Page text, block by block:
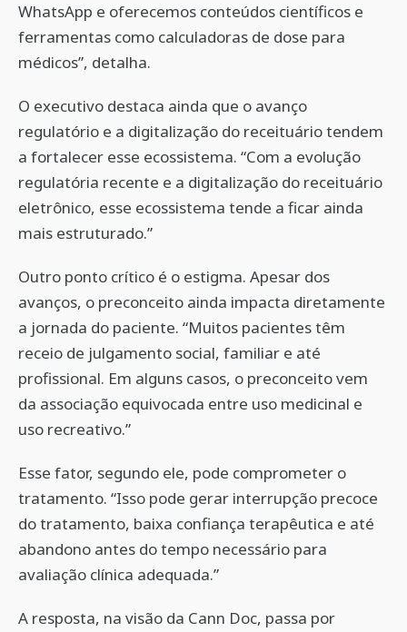
WhatsApp e oferecemos conteúdos científicos e
ferramentas como calculadoras de dose para
médicos”, detalha.
O executivo destaca ainda que o avanço
regulatório e a digitalização do receituário tendem
a fortalecer esse ecossistema. “Com a evolução
regulatória recente e a digitalização do receituário
eletrônico, esse ecossistema tende a ficar ainda
mais estruturado.”
Outro ponto crítico é o estigma. Apesar dos
avanços, o preconceito ainda impacta diretamente
a jornada do paciente. “Muitos pacientes têm
receio de julgamento social, familiar e até
profissional. Em alguns casos, o preconceito vem
da associação equivocada entre uso medicinal e
uso recreativo.”
Esse fator, segundo ele, pode comprometer o
tratamento. “Isso pode gerar interrupção precoce
do tratamento, baixa confiança terapêutica e até
abandono antes do tempo necessário para
avaliação clínica adequada.”
A resposta, na visão da Cann Doc, passa por